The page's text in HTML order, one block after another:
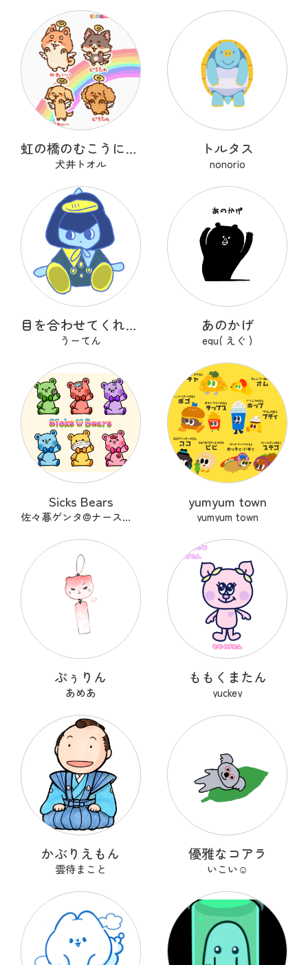
虹の橋のむこうにいるうちのこ
犬井トオル
トルタス
nonorio
目を合わせてくれないコバンザメちゃん
うーてん
あのかげ
egu( えぐ )
Sicks Bears
佐々暮ゲンタ@ナース兼描き
yumyum town
yumyum town
ぷぅりん
あめあ
ももくまたん
yuckey
かぶりえもん
雲待まこと
優雅なコアラ
いこい☺︎